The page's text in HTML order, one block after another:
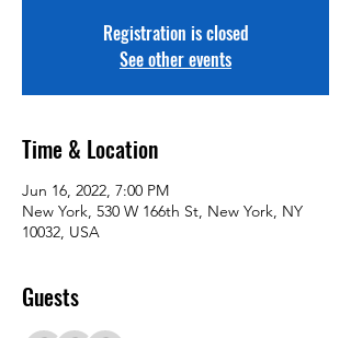
Registration is closed
See other events
Time & Location
Jun 16, 2022, 7:00 PM
New York, 530 W 166th St, New York, NY
10032, USA
Guests